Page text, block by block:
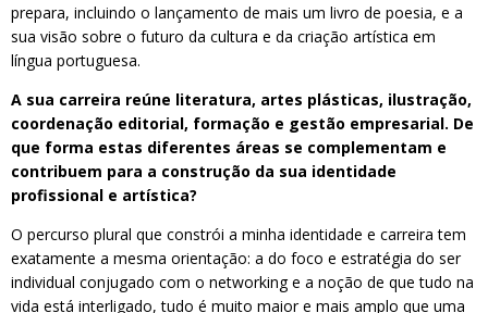
prepara, incluindo o lançamento de mais um livro de poesia, e a
sua visão sobre o futuro da cultura e da criação artística em
língua portuguesa.
A sua carreira reúne literatura, artes plásticas, ilustração,
coordenação editorial, formação e gestão empresarial. De
que forma estas diferentes áreas se complementam e
contribuem para a construção da sua identidade
profissional e artística?
O percurso plural que constrói a minha identidade e carreira tem
exatamente a mesma orientação: a do foco e estratégia do ser
individual conjugado com o networking e a noção de que tudo na
vida está interligado, tudo é muito maior e mais amplo que uma